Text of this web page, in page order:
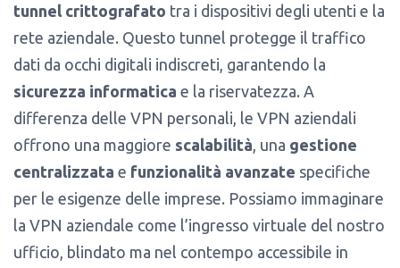
tunnel crittografato tra i dispositivi degli utenti e la
rete aziendale. Questo tunnel protegge il traffico
dati da occhi digitali indiscreti, garantendo la
sicurezza informatica e la riservatezza. A
differenza delle VPN personali, le VPN aziendali
offrono una maggiore scalabilità , una gestione
centralizzata e funzionalità avanzate specifiche
per le esigenze delle imprese. Possiamo immaginare
la VPN aziendale come l’ingresso virtuale del nostro
ufficio, blindato ma nel contempo accessibile in